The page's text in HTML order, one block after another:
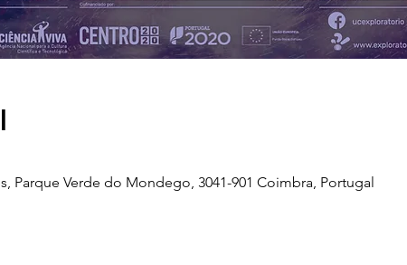
Parque Verde do Mondego, 3041-901 Coimbra, Portugal